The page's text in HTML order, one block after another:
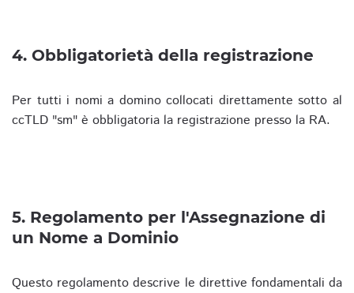
4. Obbligatorietà della registrazione
Per tutti i nomi a domino collocati direttamente sotto al
ccTLD "sm" è obbligatoria la registrazione presso la RA.
5. Regolamento per l'Assegnazione di
un Nome a Dominio
Questo regolamento descrive le direttive fondamentali da